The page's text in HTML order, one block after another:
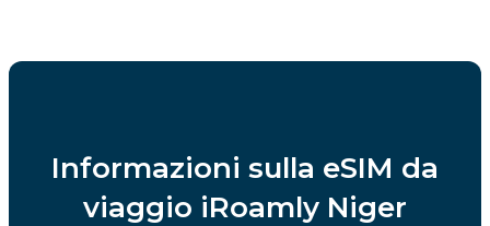
Informazioni sulla eSIM da
viaggio iRoamly Niger